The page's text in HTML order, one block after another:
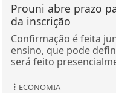
Prouni abre prazo
da inscrição
Confirmação é feita
ensino, que pode
será feito
ECONOMIA